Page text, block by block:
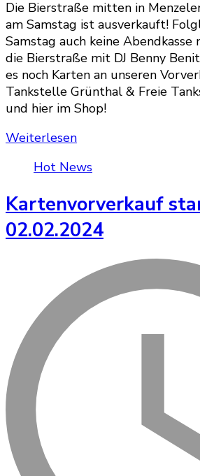
2024
ausverkauft!
Die Bierstraße mitten in
am Samstag ist ausverkauft!
Samstag auch keine Abendkasse
die Bierstraße mit DJ Benny
es noch Karten an unseren
Tankstelle Grünthal & Freie
und hier im Shop!
Weiterlesen
Hot News
Kartenvorverkauf
02.02.2024